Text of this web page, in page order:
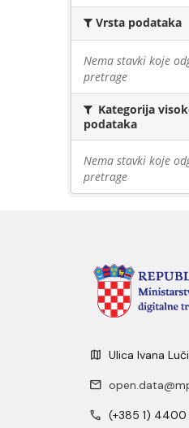
Vrsta podataka
Nema stavki koje
pretrage
Kategorija
podataka
Nema stavki koje
pretrage